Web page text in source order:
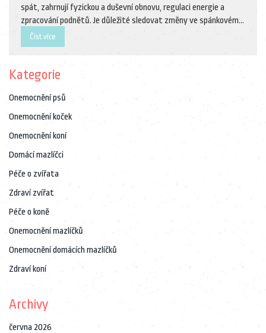
spát, zahrnují fyzickou a duševní obnovu, regulaci energie a
zpracování podnětů. Je důležité sledovat změny ve spánkovém
režimu psa, neboť mohou naznačovat zdravotní problémy.
Číst více
Kategorie
Onemocnění psů
Onemocnění koček
Onemocnění koní
Domácí mazlíčci
Péče o zvířata
Zdraví zvířat
Péče o koně
Onemocnění mazlíčků
Onemocnění domácích mazlíčků
Zdraví koní
Archivy
června 2026